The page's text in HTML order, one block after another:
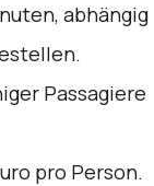
abhängig
Passagiere
pro Person.